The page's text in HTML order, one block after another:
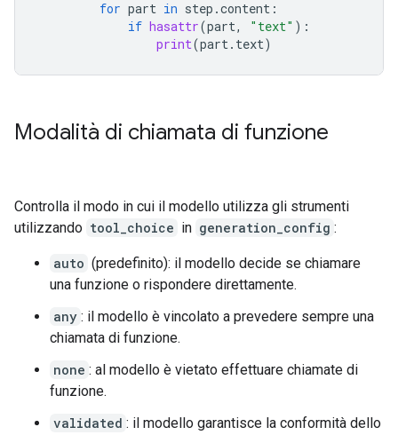
for part in step .content :
if hasattr(part, "text" ):
print(part. text)
Modalità di chiamata di funzione
Controlla il modo in cui il modello utilizza gli strumenti
utilizzando tool_choice in generation_config :
auto (predefinito): il modello decide se chiamare
una funzione o rispondere direttamente.
any : il modello è vincolato a prevedere sempre una
chiamata di funzione.
none : al modello è vietato effettuare chiamate di
funzione.
validated : il modello garantisce la conformità dello